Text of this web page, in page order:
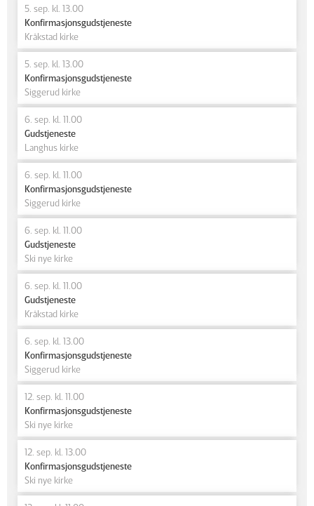
5. sep. kl. 13.00
Konfirmasjonsgudstjeneste
Kråkstad kirke
5. sep. kl. 13.00
Konfirmasjonsgudstjeneste
Siggerud kirke
6. sep. kl. 11.00
Gudstjeneste
Langhus kirke
6. sep. kl. 11.00
Konfirmasjonsgudstjeneste
Siggerud kirke
6. sep. kl. 11.00
Gudstjeneste
Ski nye kirke
6. sep. kl. 11.00
Gudstjeneste
Kråkstad kirke
6. sep. kl. 13.00
Konfirmasjonsgudstjeneste
Siggerud kirke
12. sep. kl. 11.00
Konfirmasjonsgudstjeneste
Ski nye kirke
12. sep. kl. 13.00
Konfirmasjonsgudstjeneste
Ski nye kirke